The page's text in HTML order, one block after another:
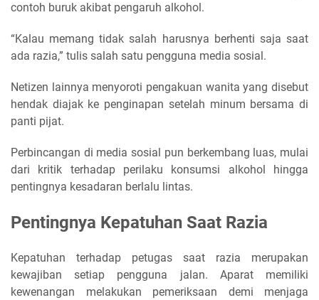
contoh buruk akibat pengaruh alkohol.
“Kalau memang tidak salah harusnya berhenti saja saat
ada razia,” tulis salah satu pengguna media sosial.
Netizen lainnya menyoroti pengakuan wanita yang disebut
hendak diajak ke penginapan setelah minum bersama di
panti pijat.
Perbincangan di media sosial pun berkembang luas, mulai
dari kritik terhadap perilaku konsumsi alkohol hingga
pentingnya kesadaran berlalu lintas.
Pentingnya Kepatuhan Saat Razia
Kepatuhan terhadap petugas saat razia merupakan
kewajiban setiap pengguna jalan. Aparat memiliki
kewenangan melakukan pemeriksaan demi menjaga